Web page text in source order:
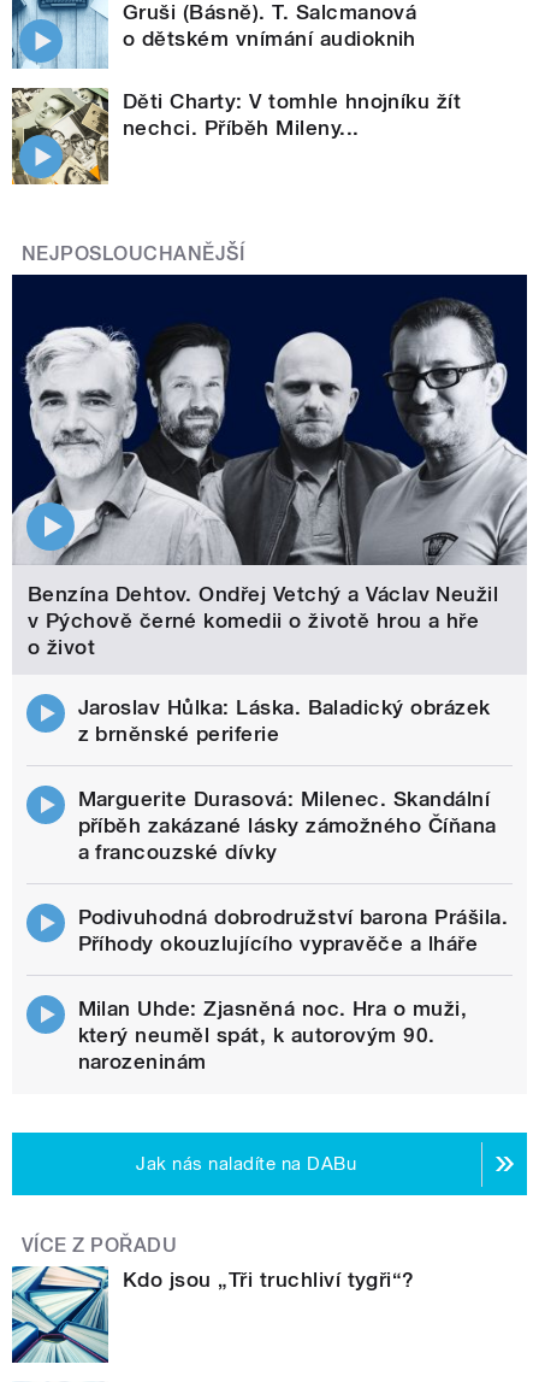
Gruši (Básně). T. Salcmanová
o dětském vnímání audioknih
Děti Charty: V tomhle hnojníku žít
nechci. Příběh Mileny...
NEJPOSLOUCHANĚJŠÍ
Benzína Dehtov. Ondřej Vetchý a Václav Neužil
v Pýchově černé komedii o životě hrou a hře
o život
Jaroslav Hůlka: Láska. Baladický obrázek
z brněnské periferie
Marguerite Durasová: Milenec. Skandální
příběh zakázané lásky zámožného Číňana
a francouzské dívky
Podivuhodná dobrodružství barona Prášila.
Příhody okouzlujícího vypravěče a lháře
Milan Uhde: Zjasněná noc. Hra o muži,
který neuměl spát, k autorovým 90.
narozeninám
Jak nás naladíte na DABu
VÍCE Z POŘADU
Kdo jsou „Tři truchliví tygři“?